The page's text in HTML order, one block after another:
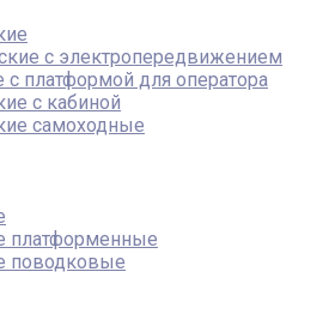
с электропередвижением
платформой для оператора
с кабиной
самоходные
платформенные
поводковые